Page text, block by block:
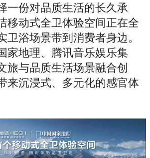
一份对品质生活的长久承
移动式全卫体验空间正在全
卫浴场景带到消费者身边。
家地理、腾讯音乐娱乐集
旅与品质生活场景融合创
来沉浸式、多元化的感官体